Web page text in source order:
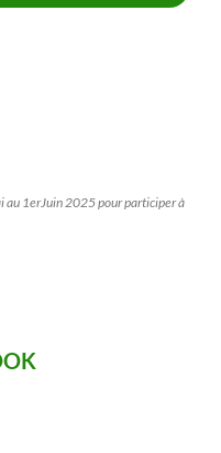
au 1erJuin 2025 pour participer à